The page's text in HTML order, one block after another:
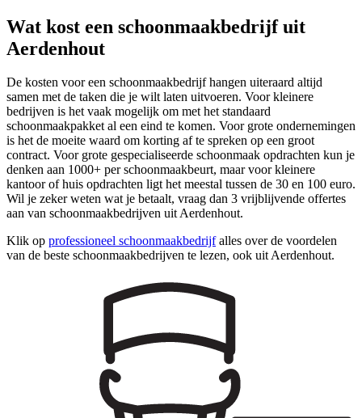
Wat kost een schoonmaakbedrijf uit
Aerdenhout
De kosten voor een schoonmaakbedrijf hangen uiteraard altijd
samen met de taken die je wilt laten uitvoeren. Voor kleinere
bedrijven is het vaak mogelijk om met het standaard
schoonmaakpakket al een eind te komen. Voor grote ondernemingen
is het de moeite waard om korting af te spreken op een groot
contract. Voor grote gespecialiseerde schoonmaak opdrachten kun je
denken aan 1000+ per schoonmaakbeurt, maar voor kleinere
kantoor of huis opdrachten ligt het meestal tussen de 30 en 100 euro.
Wil je zeker weten wat je betaalt, vraag dan 3 vrijblijvende offertes
aan van schoonmaakbedrijven uit Aerdenhout.
Klik op professioneel schoonmaakbedrijfalles over de voordelen
van de beste schoonmaakbedrijven te lezen, ook uit Aerdenhout.